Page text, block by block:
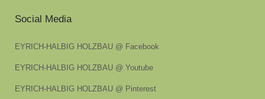
Social Media
EYRICH-HALBIG HOLZBAU @ Facebook
EYRICH-HALBIG HOLZBAU @ Youtube
EYRICH-HALBIG HOLZBAU @ Pinterest